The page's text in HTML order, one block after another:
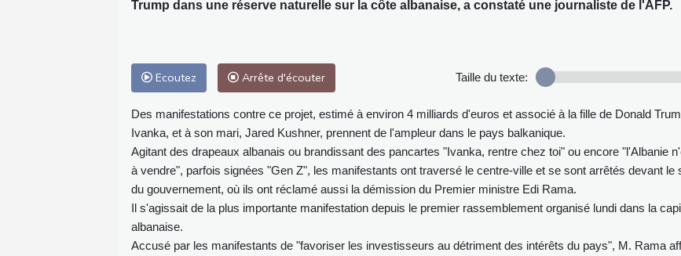
Trump dans une réserve naturelle sur la côte albanaise, a constaté une journaliste de l'AFP.
Ecoutez Arrête d'écouter Taille du texte:
Des manifestations contre ce projet, estimé à environ 4 milliards d'euros et associé à la fille de Donald
Ivanka, et à son mari, Jared Kushner, prennent de l'ampleur dans le pays balkanique.
Agitant des drapeaux albanais ou brandissant des pancartes "Ivanka, rentre chez toi" ou encore "l'Albanie
à vendre", parfois signées "Gen Z", les manifestants ont traversé le centre-ville et se sont arrêtés devant le
du gouvernement, où ils ont réclamé aussi la démission du Premier ministre Edi Rama.
Il s'agissait de la plus importante manifestation depuis le premier rassemblement organisé lundi dans la
albanaise.
Accusé par les manifestants de "favoriser les investisseurs au détriment des intérêts du pays", M. Rama